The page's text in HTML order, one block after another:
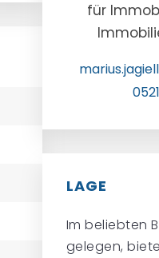
für
LAGE
Im beliebten
gelegen,